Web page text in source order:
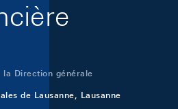
la Direction générale
de Lausanne, Lausanne